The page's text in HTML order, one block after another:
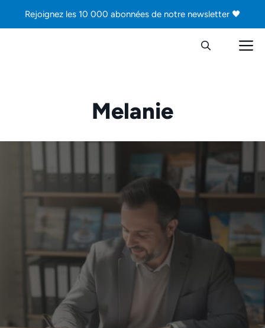
Rejoignez les 10 000 abonnées de notre newsletter 🖤
Melanie